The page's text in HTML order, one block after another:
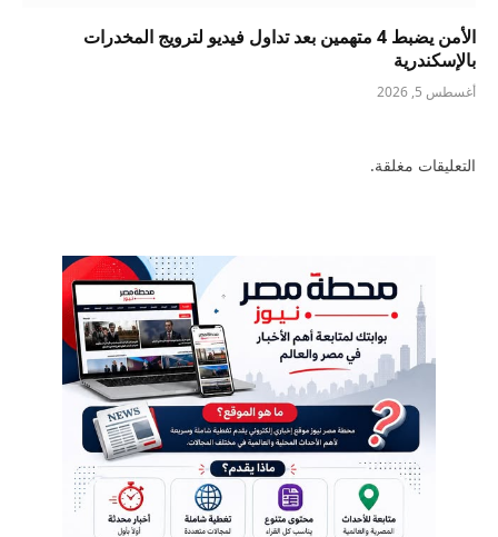
الأمن يضبط 4 متهمين بعد تداول فيديو لترويج المخدرات
بالإسكندرية
أغسطس 5, 2026
التعليقات مغلقة.